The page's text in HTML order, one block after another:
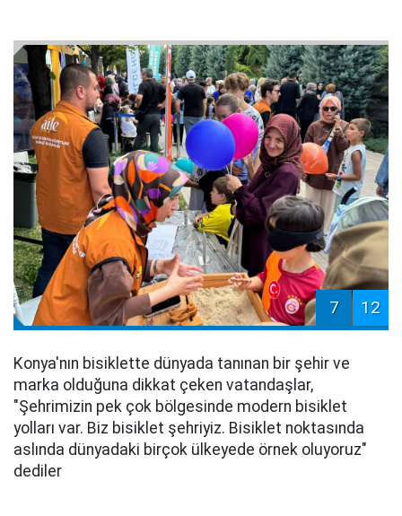
7 12
Konya'nın bisiklette dünyada tanınan bir şehir ve
marka olduğuna dikkat çeken vatandaşlar,
"Şehrimizin pek çok bölgesinde modern bisiklet
yolları var. Biz bisiklet şehriyiz. Bisiklet noktasında
aslında dünyadaki birçok ülkeyede örnek oluyoruz"
dediler